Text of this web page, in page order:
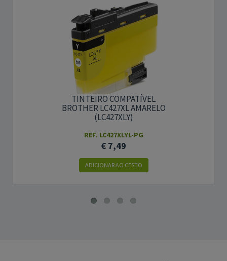
TINTEIRO COMPATÍVEL
BROTHER LC427XL AMARELO
(LC427XLY)
REF. LC427XLYL-PG
€ 7,49
ADICIONAR AO CESTO